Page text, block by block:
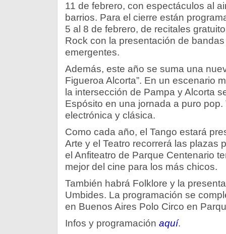
11 de febrero, con espectáculos al
barrios. Para el cierre están
5 al 8 de febrero, de recitales
Rock con la presentación de
emergentes.
Además, este año se suma una
Figueroa Alcorta”. En un escenario
la intersección de Pampa y Alcorta
Espósito en una jornada a puro
electrónica y clásica.
Como cada año, el Tango estará
Arte y el Teatro recorrerá las plazas
el Anfiteatro de Parque Centenario
mejor del cine para los más chicos.
También habrá Folklore y la
Umbides. La programación se
en Buenos Aires Polo Circo en
Infos y programación aquí.